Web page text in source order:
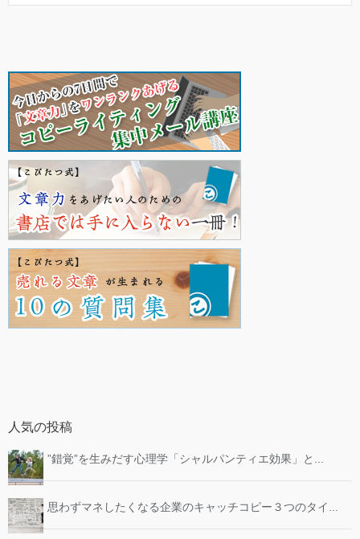
人気の投稿
”錯覚”を生みだす心理学「シャルパンティエ効果」と...
思わずマネしたくなる企業のキャッチコピー３つのタイ...